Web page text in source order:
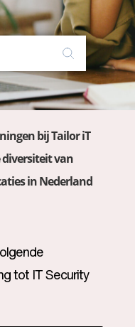
bij Tailor iT
diversiteit van
in Nederland
tot IT Security